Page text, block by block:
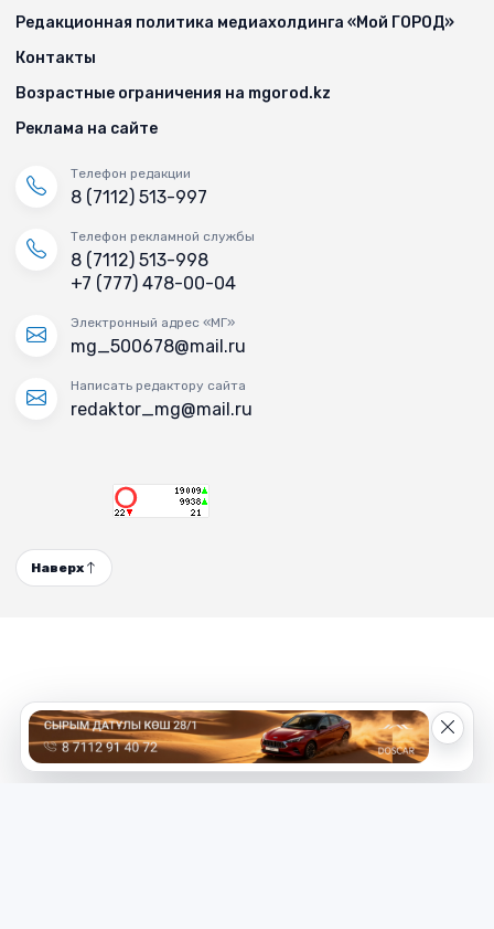
Редакционная политика медиахолдинга «Мой ГОРОД»
Контакты
Возрастные ограничения на mgorod.kz
Реклама на сайте
Телефон редакции
8 (7112) 513-997
Телефон рекламной службы
8 (7112) 513-998
+7 (777) 478-00-04
Электронный адрес «МГ»
mg_500678@mail.ru
Написать редактору сайта
redaktor_mg@mail.ru
Наверх